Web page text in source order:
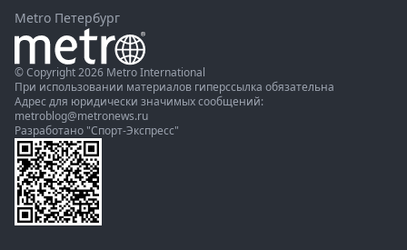
Metro Петербург
© Copyright 2026 Metro International
При использовании материалов гиперссылка обязательна
Адрес для юридически значимых сообщений:
metroblog@metronews.ru
Разработано "Спорт-Экспресс"